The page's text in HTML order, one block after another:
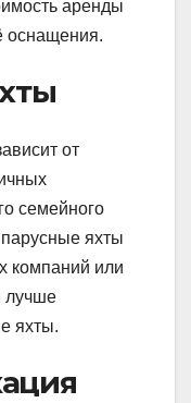
аренды
оснащения.
от
семейного
яхты
компаний или
лучше
яхты.